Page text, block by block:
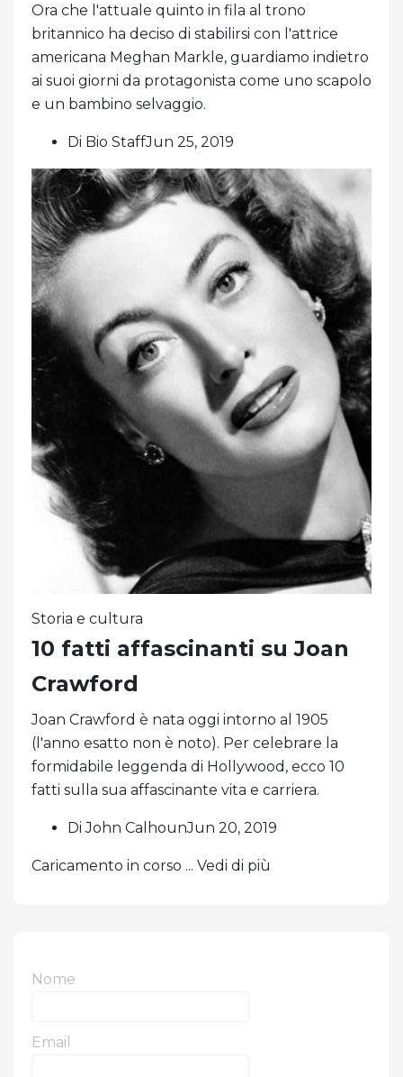
Ora che l'attuale quinto in fila al trono
britannico ha deciso di stabilirsi con l'attrice
americana Meghan Markle, guardiamo indietro
ai suoi giorni da protagonista come uno scapolo
e un bambino selvaggio.
Di Bio StaffJun 25, 2019
Storia e cultura
10 fatti affascinanti su Joan
Crawford
Joan Crawford è nata oggi intorno al 1905
(l'anno esatto non è noto). Per celebrare la
formidabile leggenda di Hollywood, ecco 10
fatti sulla sua affascinante vita e carriera.
Di John CalhounJun 20, 2019
Caricamento in corso ... Vedi di più
Nome
Email